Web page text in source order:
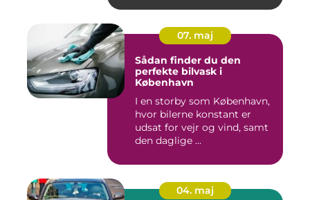
07. maj
Sådan finder du den
perfekte bilvask i
København
I en storby som København,
hvor bilerne konstant er
udsat for vejr og vind, samt
den daglige ...
04. maj